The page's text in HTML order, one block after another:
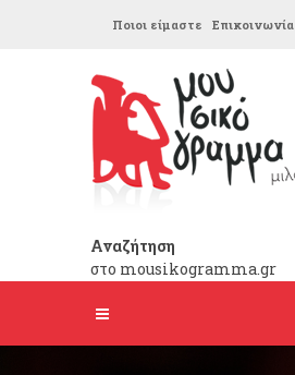
Ποιοι είμαστε Επικοινωνία
Αναζήτηση
στο mousikogramma.gr